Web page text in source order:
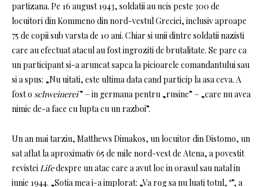
partizana. Pe 16 august 1943, soldatii au ucis peste 300 de
locuitori din Kommeno din nord-vestul Greciei, inclusiv aproape
75 de copii sub varsta de 10 ani. Chiar si unii dintre soldatii nazisti
care au efectuat atacul au fost ingroziti de brutalitate. Se pare ca
un participant si-a aruncat sapca la picioarele comandantului sau
si a spus: „Nu uitati, este ultima data cand particip la asa ceva. A
fost o schweinerei” – in germana pentru „rusine” – „care nu avea
nimic de-a face cu lupta cu un razboi”.
Un an mai tarziu, Matthews Dimakos, un locuitor din Distomo, un
sat aflat la aproximativ 65 de mile nord-vest de Atena, a povestit
revisteiLifedespre un atac care a avut loc in orasul sau natal in
iunie 1944. „Sotia mea i-a implorat: „Va rog sa nu luati totul, ‘”, a